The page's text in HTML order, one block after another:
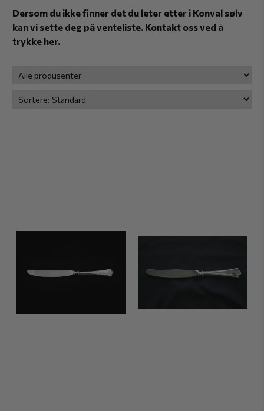
Dersom du ikke finner det du leter etter i Konval sølv
kan vi sette deg på venteliste. Kontakt oss ved å
trykke her.